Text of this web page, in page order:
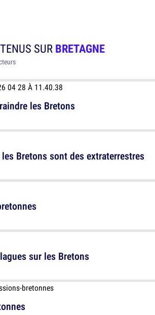
SURBRETAGNE
les Bretons
Bretons sont des extraterrestres
sur les Bretons